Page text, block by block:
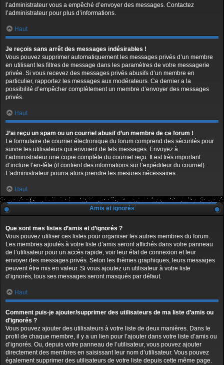
l’administrateur vous a empêché d’envoyer des messages. Contactez
l’administrateur pour plus d’informations.
Haut
Je reçois sans arrêt des messages indésirables !
Vous pouvez supprimer automatiquement les messages privés d’un membre
en utilisant les filtres de message dans les paramètres de votre messagerie
privée. Si vous recevez des messages privés abusifs d’un membre en
particulier, rapportez les messages aux modérateurs. Ce dernier a la
possibilité d’empêcher complètement un membre d’envoyer des messages
privés.
Haut
J’ai reçu un spam ou un courriel abusif d’un membre de ce forum !
Le formulaire de courrier électronique du forum comprend des sécurités pour
suivre les utilisateurs qui envoient de tels messages. Envoyez à
l’administrateur une copie complète du courriel reçu. Il est très important
d’inclure l’en-tête (il contient des informations sur l’expéditeur du courriel).
L’administrateur pourra alors prendre les mesures nécessaires.
Haut
Amis et ignorés
Que sont mes listes d’amis et d’ignorés ?
Vous pouvez utiliser ces listes pour organiser les autres membres du forum.
Les membres ajoutés à votre liste d’amis seront affichés dans votre panneau
de l’utilisateur pour un accès rapide, voir leur état de connexion et leur
envoyer des messages privés. Selon les thèmes graphiques, leurs messages
peuvent être mis en valeur. Si vous ajoutez un utilisateur à votre liste
d’ignorés, tous ses messages seront masqués par défaut.
Haut
Comment puis-je ajouter/supprimer des utilisateurs de ma liste d’amis ou
d’ignorés ?
Vous pouvez ajouter des utilisateurs à votre liste de deux manières. Dans le
profil de chaque membre, il y a un lien pour l’ajouter dans votre liste d’amis ou
d’ignorés. Ou, depuis votre panneau de l’utilisateur, vous pouvez ajouter
directement des membres en saisissant leur nom d’utilisateur. Vous pouvez
également supprimer des utilisateurs de votre liste depuis cette même page.